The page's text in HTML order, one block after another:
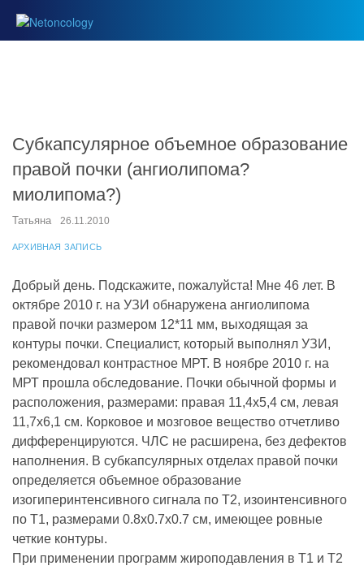
Субкапсулярное объемное образование
правой почки (ангиолипома?
миолипома?)
Татьяна 26.11.2010
АРХИВНАЯ ЗАПИСЬ
Добрый день. Подскажите, пожалуйста! Мне 46 лет. В
октябре 2010 г. на УЗИ обнаружена ангиолипома
правой почки размером 12*11 мм, выходящая за
контуры почки. Специалист, который выполнял УЗИ,
рекомендовал контрастное МРТ. В ноябре 2010 г. на
МРТ прошла обследование. Почки обычной формы и
расположения, размерами: правая 11,4х5,4 см, левая
11,7х6,1 см. Корковое и мозговое вещество отчетливо
дифференцируются. ЧЛС не расширена, без дефектов
наполнения. В субкапсулярных отделах правой почки
определяется объемное образование
изогиперинтенсивного сигнала по Т2, изоинтенсивного
по Т1, размерами 0.8х0.7х0.7 см, имеющее ровные
четкие контуры.
При применении программ жироподавления в Т1 и Т2